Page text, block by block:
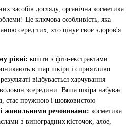
засобів догляду, органічна косметика
Це ключова особливість, яка
серед тих, хто цінує своє здоров'я.
рівні: кошти з фіто-екстрактами
в шар шкіри і сприятливо
відбувається харчування
зсередини. Ваша шкіра набуває
стає пружною і шовковистою
живильними речовинами: косметика
з виноградних кісточок, алое,